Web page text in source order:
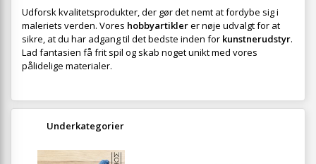
Udforsk kvalitetsprodukter, der gør det nemt at fordybe sig i
maleriets verden. Vores hobbyartiklerer nøje udvalgt for at
sikre, at du har adgang til det bedste inden for kunstnerudstyr.
Lad fantasien få frit spil og skab noget unikt med vores
pålidelige materialer.
Underkategorier